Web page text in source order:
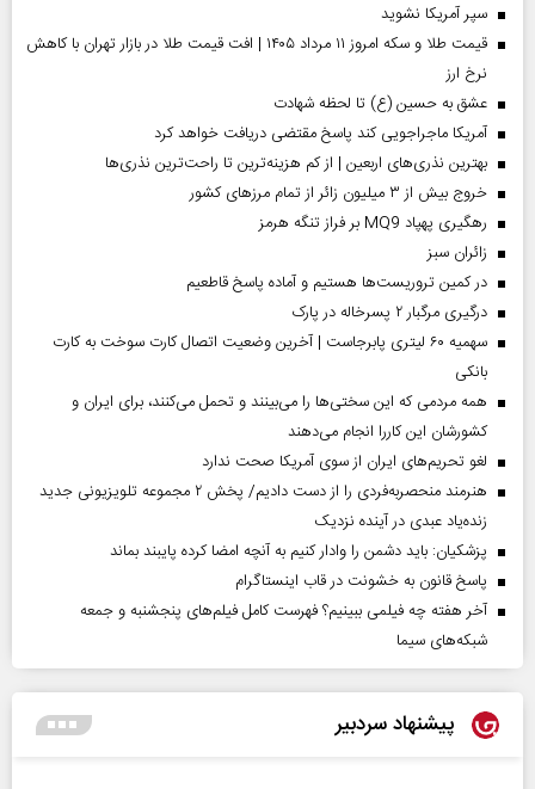
سپر آمریکا نشوید
قیمت طلا و سکه امروز ۱۱ مرداد ۱۴۰۵ | افت قیمت طلا در بازار تهران با کاهش
نرخ ارز
عشق به حسین (ع) تا لحظه شهادت
آمریکا ماجراجویی کند پاسخ مقتضی دریافت خواهد کرد
بهترین نذری‌های اربعین | از کم هزینه‌ترین تا راحت‌ترین نذری‌ها
خروج بیش از ۳ میلیون زائر از تمام مرز‌های کشور
رهگیری پهپاد MQ9 بر فراز تنگه هرمز
‌زائران سبز
در کمین تروریست‌ها هستیم و آماده پاسخ قاطعیم
درگیری مرگبار ۲ پسرخاله در پارک
سهمیه ۶۰ لیتری پابرجاست | آخرین وضعیت اتصال کارت سوخت به کارت
بانکی
همه مردمی که این سختی‌ها را می‌بینند و تحمل می‌کنند، برای ایران و
کشورشان این کاررا انجام می‌دهند
لغو تحریم‌های ایران از سوی آمریکا صحت ندارد
هنرمند منحصر‌به‌فردی را از دست دادیم/ پخش ۲ مجموعه تلویزیونی جدید
زنده‌یاد عبدی در آینده نزدیک
پزشکیان: باید دشمن را وادار کنیم به آنچه امضا کرده پایبند بماند
پاسخ قانون به خشونت در قاب اینستاگرام
آخر هفته چه فیلمی ببینیم؟ فهرست کامل فیلم‌های پنجشنبه و جمعه
شبکه‌های سیما
پیشنهاد سردبیر